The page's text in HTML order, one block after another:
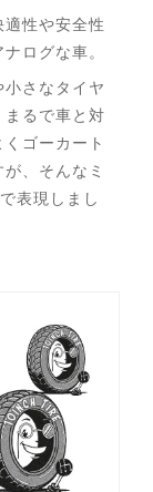
性や安全性
ログな車。
さなタイヤ
るで車と対
ゴーカート
、そんなミ
表現しまし